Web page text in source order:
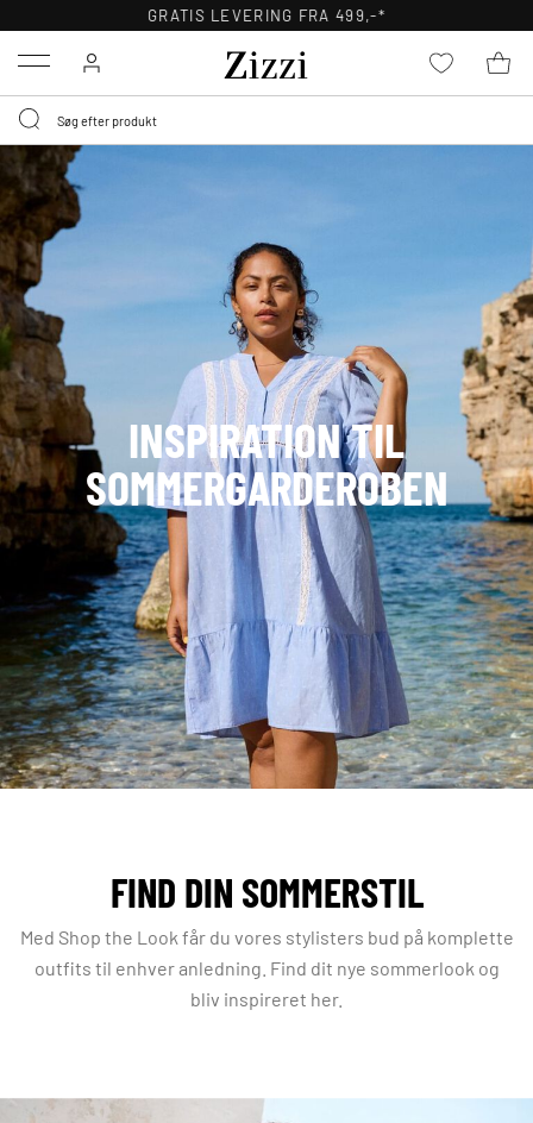
GRATIS LEVERING FRA 499,-*
Menu
INSPIRATION TIL
SOMMERGARDEROBEN
FIND DIN SOMMERSTIL
Med Shop the Look får du vores stylisters bud på komplette
outfits til enhver anledning. Find dit nye sommerlook og
bliv inspireret her.